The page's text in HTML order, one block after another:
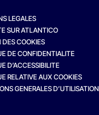
LEGALES
SUR ATLANTICO
DES COOKIES
DE CONFIDENTIALITE
D’ACCESSIBILITE
RELATIVE AUX COOKIES
GENERALES D’UTILISATION